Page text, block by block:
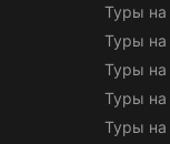
Туры на
Туры на
Туры на
Туры на
Туры на